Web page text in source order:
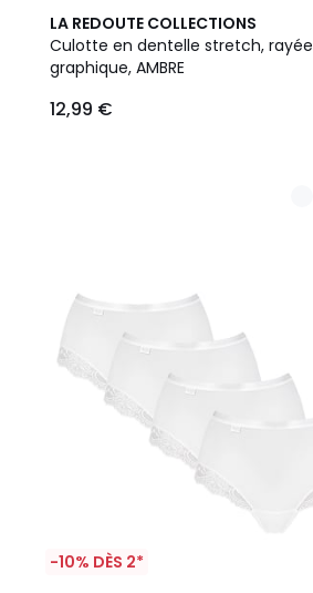
LA REDOUTE COLLECTIONS
Culotte en dentelle stretch, rayée
graphique, AMBRE
12,99 €
2
Couleurs
-10% DÈS 2*